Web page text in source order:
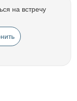
на встречу